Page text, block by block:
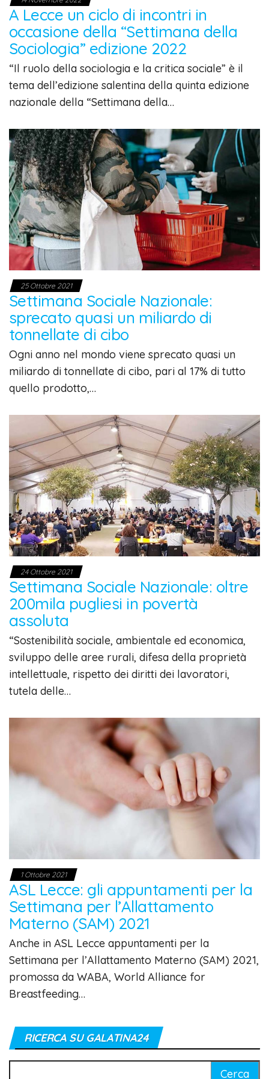
A Lecce un ciclo di incontri in
occasione della “Settimana della
Sociologia” edizione 2022
“Il ruolo della sociologia e la critica sociale” è il
tema dell’edizione salentina della quinta edizione
nazionale della “Settimana della…
25 Ottobre 2021
Settimana Sociale Nazionale:
sprecato quasi un miliardo di
tonnellate di cibo
Ogni anno nel mondo viene sprecato quasi un
miliardo di tonnellate di cibo, pari al 17% di tutto
quello prodotto,…
24 Ottobre 2021
Settimana Sociale Nazionale: oltre
200mila pugliesi in povertà
assoluta
“Sostenibilità sociale, ambientale ed economica,
sviluppo delle aree rurali, difesa della proprietà
intellettuale, rispetto dei diritti dei lavoratori,
tutela delle…
1 Ottobre 2021
ASL Lecce: gli appuntamenti per la
Settimana per l’Allattamento
Materno (SAM) 2021
Anche in ASL Lecce appuntamenti per la
Settimana per l’Allattamento Materno (SAM) 2021,
promossa da WABA, World Alliance for
Breastfeeding…
RICERCA SU GALATINA24